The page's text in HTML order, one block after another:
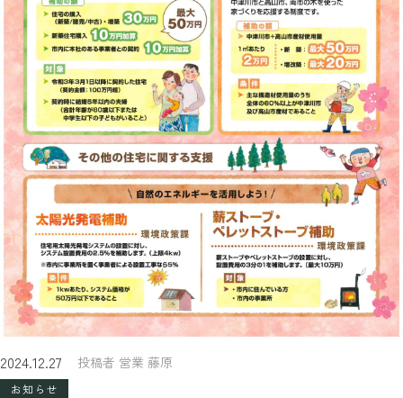
2024.12.27 投稿者 営業 藤原
お知らせ